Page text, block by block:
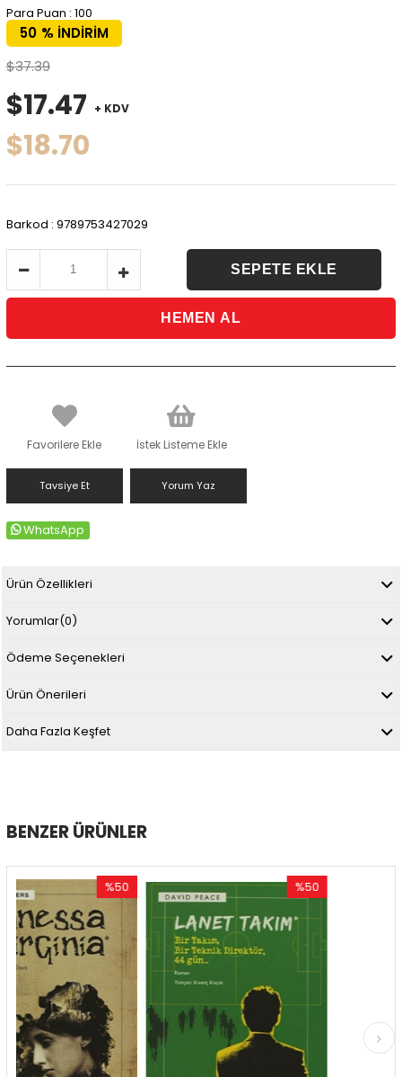
Para Puan : 100
%
50
İNDIRIM
$37.39
$17.47 + KDV
$18.70
Barkod : 9789753427029
Favorilere Ekle İstek Listeme Ekle
Tavsiye Et Yorum Yaz
WhatsApp
Ürün Özellikleri
Yorumlar(0)
Ödeme Seçenekleri
Ürün Önerileri
Daha Fazla Keşfet
BENZER ÜRÜNLER
%50
İndirim
%50İndirim
%50
%50İndirim